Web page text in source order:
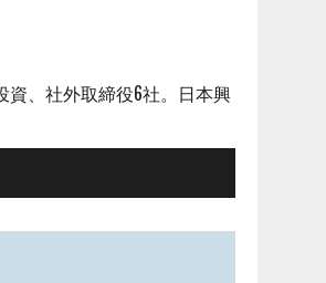
、社外取締役6社。日本興